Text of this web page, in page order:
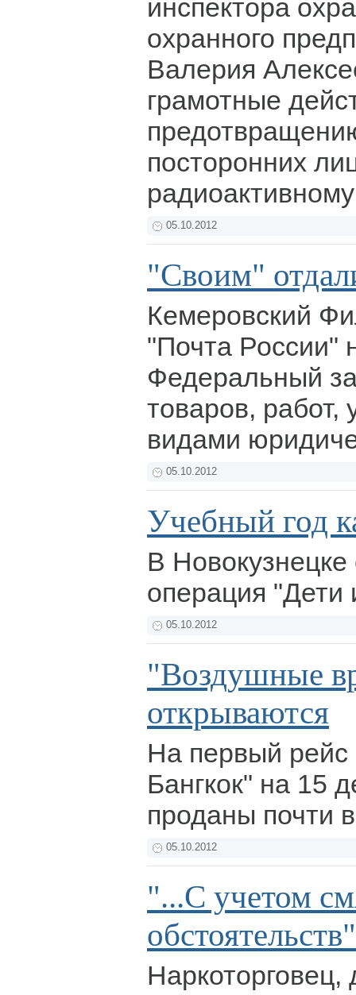
инспектора
охранного
Валерия
грамотные
посторонних
05.10.2012
"Своим"
Кемеровский
"Почта России"
Федеральный
товаров, работ,
видами
05.10.2012
Учебный год
В Новокузнецке
операция "Дети
05.10.2012
"Воздушные
открываются
На первый рейс
Бангкок" на 15
проданы почти
05.10.2012
"...С учетом
обстоятельств"